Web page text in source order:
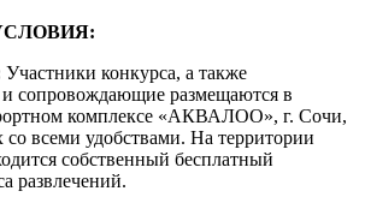
Участники конкурса, а также
и сопровождающие размещаются в
комплексе «АКВАЛОО», г. Сочи,
всеми удобствами. На территории
собственный бесплатный
развлечений.